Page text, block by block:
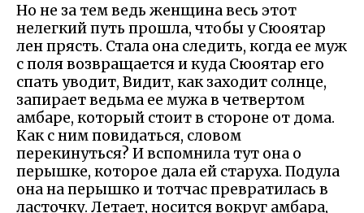
Но не за тем ведь женщина весь этот
нелегкий путь прошла, чтобы у Сюоятар
лен прясть. Стала она следить, когда ее муж
с поля возвращается и куда Сюоятар его
спать уводит, Видит, как заходит солнце,
запирает ведьма ее мужа в четвертом
амбаре, который стоит в стороне от дома.
Как с ним повидаться, словом
перекинуться? И вспомнила тут она о
перышке, которое дала ей старуха. Подула
она на перышко и тотчас превратилась в
ласточку. Летает, носится вокруг амбара,